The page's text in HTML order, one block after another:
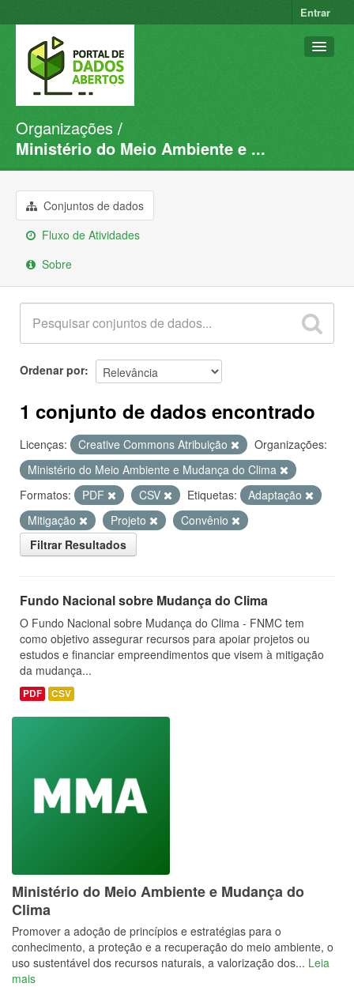
Entrar
Conjuntos de dados
Organizações
Sobre
Organizações
Ministério do Meio Ambiente e ...
Conjuntos de dados
Fluxo de Atividades
Sobre
Ordenar por
1 conjunto de dados encontrado
Licenças: Creative Commons Atribuição
Organizações:
Ministério do Meio Ambiente e Mudança do Clima
Formatos:
PDF CSV Etiquetas:
Adaptação
Mitigação
Projeto
Convênio
Filtrar Resultados
Fundo Nacional sobre Mudança do Clima
O Fundo Nacional sobre Mudança do Clima - FNMC tem
como objetivo assegurar recursos para apoiar projetos ou
estudos e financiar empreendimentos que visem à mitigação
da mudança...
PDF CSV
Ministério do Meio Ambiente e Mudança do
Clima
Promover a adoção de princípios e estratégias para o
conhecimento, a proteção e a recuperação do meio ambiente, o
uso sustentável dos recursos naturais, a valorização dos... Leia
mais